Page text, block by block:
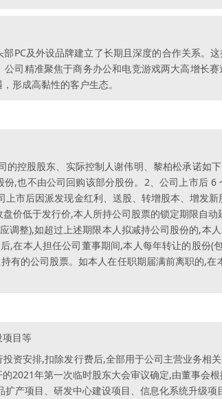
PC及外设品牌建立了长期且深度的合作关系。
司精准聚焦于商务办公和电竞游戏两大高增长
形成高黏性的客户生态。
的控股股东、实际控制人谢伟明、黎柏松承诺如
,也不由公司回购该部分股份。2、公司上市后
市后因派发现金红利、送股、转增股本、增发
价低于发行价,本人所持公司股票的锁定期限自
调整),如超过上述期限本人拟减持公司股份的,本
,在本人担任公司董事期间,本人每年转让的股份
有的公司股票。如本人在任职期届满前离职的,
项目等
资安排,扣除发行费后,全部用于公司主营业务相
2021年第一次临时股东大会审议确定,由董事会
产项目、研发中心建设项目、信息化系统升级